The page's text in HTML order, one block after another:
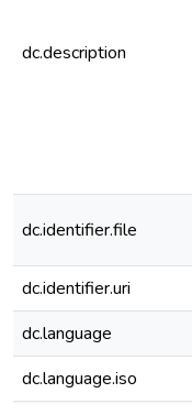
dc.description
dc.identifier.file
dc.identifier.uri
dc.language
dc.language.iso